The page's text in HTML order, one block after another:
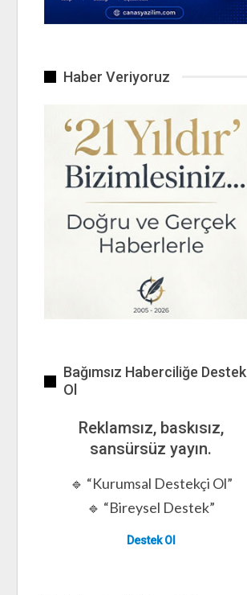
Haber Veriyoruz
Bağımsız Haberciliğe Destek
Ol
Reklamsız, baskısız,
sansürsüz yayın.
🔹 “Kurumsal Destekçi Ol”
🔹 “Bireysel Destek”
Destek Ol